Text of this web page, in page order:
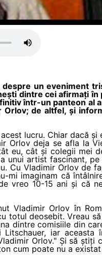
un eveniment
dintre cei afirmați
într-un panteon al
de altfel, și
lucru. Chiar dacă
Orlov deja se afla la
eu, cât și colegii mei
unui artist fascinant,
Cu Vladimir Orlov de
mi imaginam că
vreo 10-15 ani și că
Vladimir Orlov în
totul deosebit. Vreau
dintre comisiile din
iar
Orlov." Și să știți
cum poate nu a